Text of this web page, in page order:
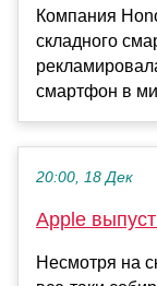
Компания
складного
смартфон в
20:00, 18 Дек
Apple
Несмотря на